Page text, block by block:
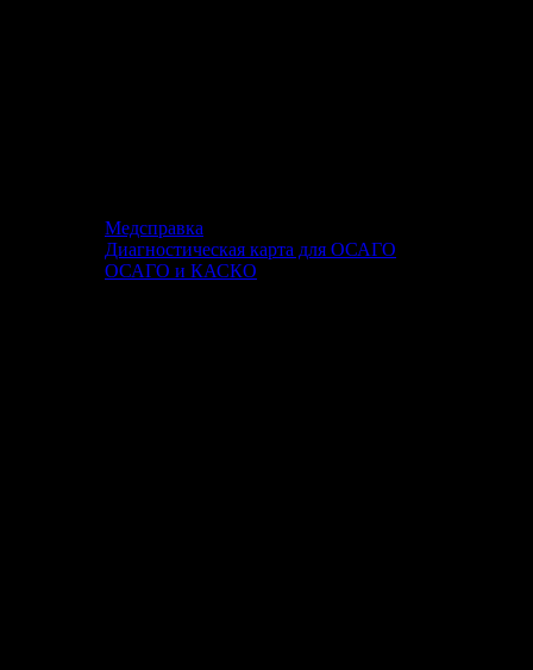
Медсправка
Диагностическая карта для ОСАГО
ОСАГО и КАСКО